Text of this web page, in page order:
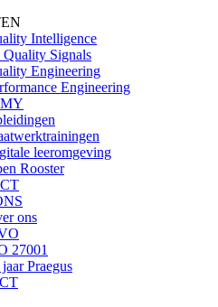
Intelligence
Signals
Engineering
Engineering
leeromgeving
Rooster
ons
27001
jaar Praegus